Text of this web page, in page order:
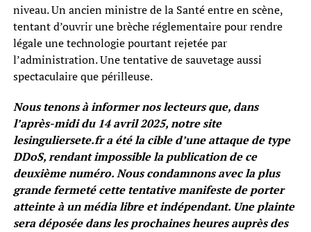
niveau. Un ancien ministre de la Santé entre en scène,
tentant d’ouvrir une brèche réglementaire pour rendre
légale une technologie pourtant rejetée par
l’administration. Une tentative de sauvetage aussi
spectaculaire que périlleuse.
Nous tenons à informer nos lecteurs que, dans
l’après-midi du 14 avril 2025, notre site
lesinguliersete.fr a été la cible d’une attaque de type
DDoS, rendant impossible la publication de ce
deuxième numéro. Nous condamnons avec la plus
grande fermeté cette tentative manifeste de porter
atteinte à un média libre et indépendant. Une plainte
sera déposée dans les prochaines heures auprès des